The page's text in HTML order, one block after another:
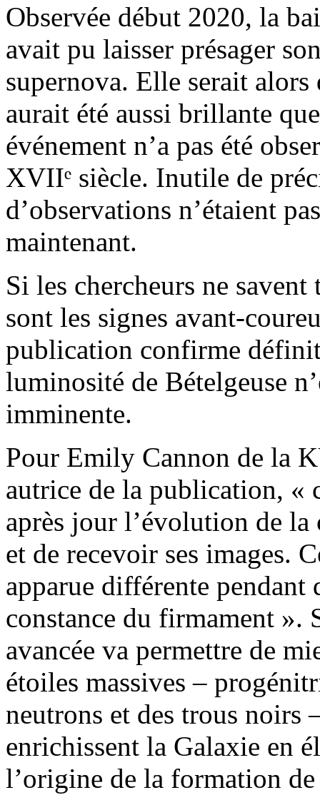
Observée début 2020, la
avait pu laisser présager
supernova. Elle serait
aurait été aussi brillante
événement n’a pas été
XVIIᵉ siècle. Inutile de
d’observations n’étaient
maintenant.
Si les chercheurs ne
sont les signes avant-
publication confirme
luminosité de Bételgeuse
imminente.
Pour Emily Cannon de la
autrice de la publication, «
après jour l’évolution de
et de recevoir ses images.
apparue différente pendant
constance du firmament ».
avancée va permettre de
étoiles massives –
neutrons et des trous noirs
enrichissent la Galaxie en
l’origine de la formation